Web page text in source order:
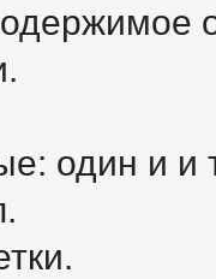
один и и